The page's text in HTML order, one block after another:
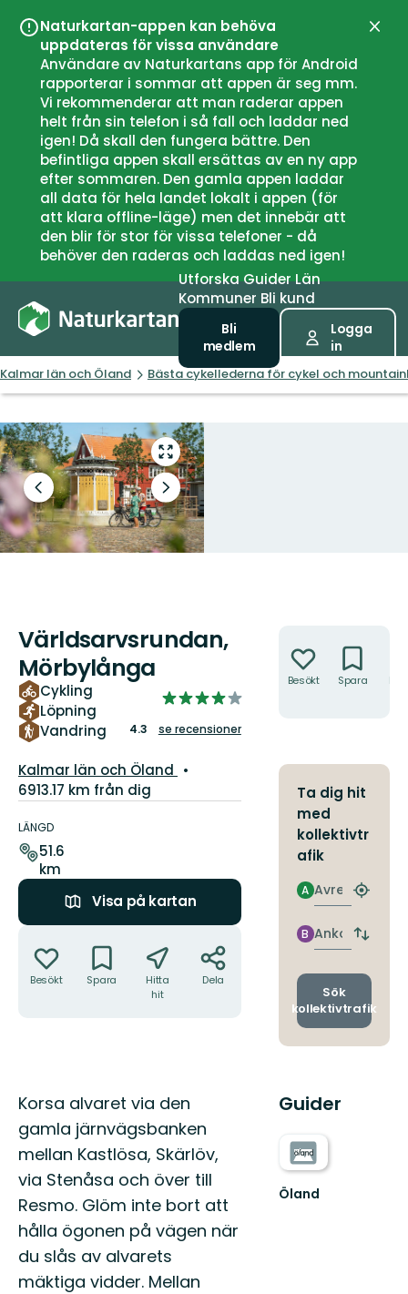
Naturkartan-appen kan behöva
uppdateras för vissa användare
Användare av Naturkartans app för Android
rapporterar i sommar att appen är seg mm.
Vi rekommenderar att man raderar appen
helt från sin telefon i så fall och laddar ned
igen! Då skall den fungera bättre. Den
befintliga appen skall ersättas av en ny app
efter sommaren. Den gamla appen laddar
all data för hela landet lokalt i appen (för
att klara offline-läge) men det innebär att
den blir för stor för vissa telefoner - då
behöver den raderas och laddas ned igen!
UtforskaGuiderLän
Kommuner Bli kund
Bli
medlem
Logga
in
Kalmar län och Öland Bästa cykellederna för cykel och
Gå
till
helskärmsläge
Föregående
bild
Nästa
bildspel
Världsarvsrundan,
Mörbylånga
Cykling
Löpning
Vandring
4.2624777183600715
5
4.3 se recensioner
Län:
Kalmar län och Öland
6913.17 km från dig
om
leden
LÄNGD
51.6
km
Visa på kartan
Besökt Spara
Hitta
hit
Dela
Beskrivning
Korsa alvaret via den
gamla järnvägsbanken
mellan Kastlösa, Skärlöv,
via Stenåsa och över till
Resmo. Glöm inte bort att
hålla ögonen på vägen när
du slås av alvarets
mäktiga vidder. Mellan
Besökt Spara
Ta dig hit
med
kollektivtr
afik
Avresa
A
Hitta
Ankomst
B
Byt
och
Sök
kollektivtrafik
Guider
Öland